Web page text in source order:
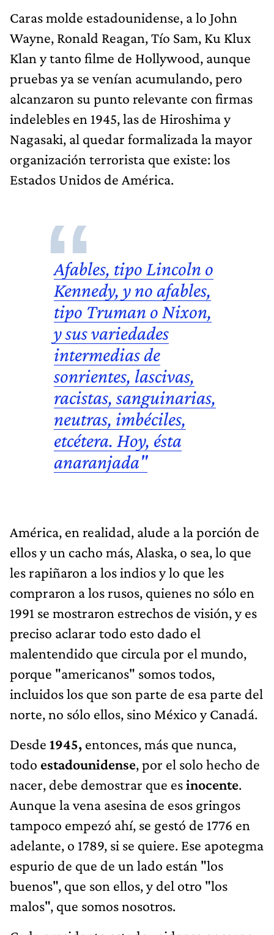
Caras molde estadounidense, a lo John
Wayne, Ronald Reagan, Tío Sam, Ku Klux
Klan y tanto filme de Hollywood, aunque
pruebas ya se venían acumulando, pero
alcanzaron su punto relevante con firmas
indelebles en 1945, las de Hiroshima y
Nagasaki, al quedar formalizada la mayor
organización terrorista que existe: los
Estados Unidos de América.
Afables, tipo Lincoln o
Kennedy, y no afables,
tipo Truman o Nixon,
y sus variedades
intermedias de
sonrientes, lascivas,
racistas, sanguinarias,
neutras, imbéciles,
etcétera. Hoy, ésta
anaranjada"
América, en realidad, alude a la porción de
ellos y un cacho más, Alaska, o sea, lo que
les rapiñaron a los indios y lo que les
compraron a los rusos, quienes no sólo en
1991 se mostraron estrechos de visión, y es
preciso aclarar todo esto dado el
malentendido que circula por el mundo,
porque "americanos" somos todos,
incluidos los que son parte de esa parte del
norte, no sólo ellos, sino México y Canadá.
Desde 1945, entonces, más que nunca,
todo estadounidense, por el solo hecho de
nacer, debe demostrar que esinocente.
Aunque la vena asesina de esos gringos
tampoco empezó ahí, se gestó de 1776 en
adelante, o 1789, si se quiere. Ese apotegma
espurio de que de un lado están "los
buenos", que son ellos, y del otro "los
malos", que somos nosotros.